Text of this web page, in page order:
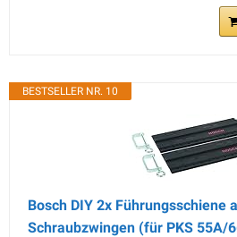
BESTSELLER NR. 10
Bosch DIY 2x Führungsschiene
Schraubzwingen (für PKS 55A/